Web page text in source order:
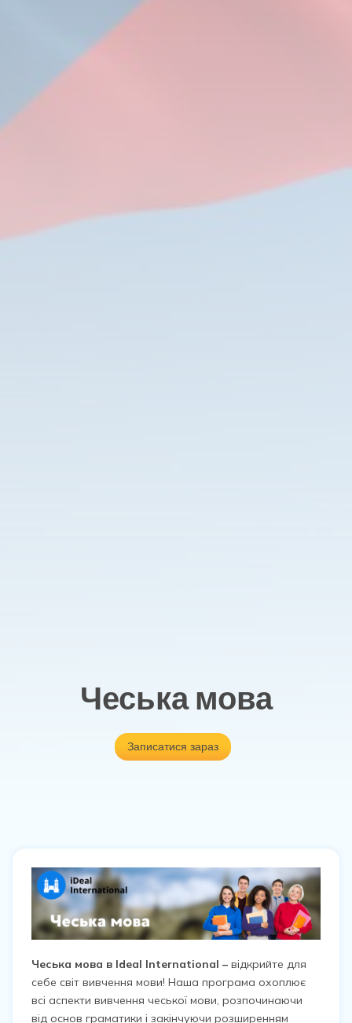
Чеська мова
Записатися зараз
Чеська мова в Ideal International – відкрийте для
себе світ вивчення мови! Наша програма охоплює
всі аспекти вивчення чеської мови, розпочинаючи
від основ граматики і закінчуючи розширенням